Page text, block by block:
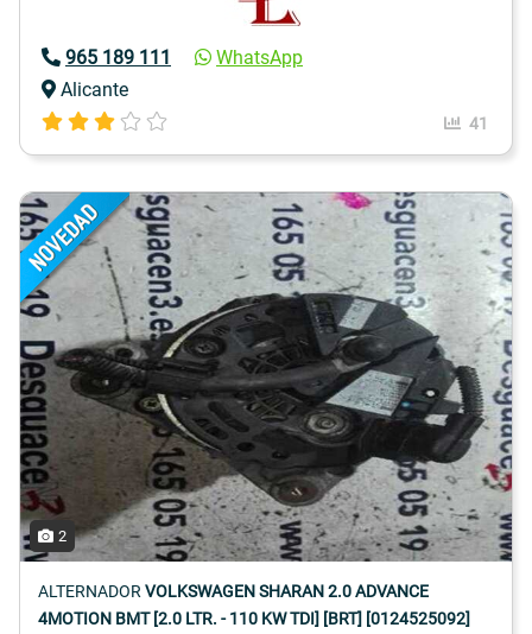
965 189 111
WhatsApp
Alicante
41
2
ALTERNADOR VOLKSWAGEN SHARAN 2.0 ADVANCE
4MOTION BMT [2.0 LTR. - 110 KW TDI] [BRT] [0124525092]